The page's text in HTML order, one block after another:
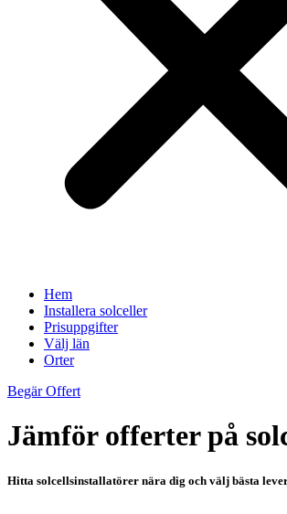
Hem
Installera solceller
Prisuppgifter
Välj län
Orter
Begär Offert
Jämför offerter på
Hitta solcellsinstallatörer nära dig och välj bästa